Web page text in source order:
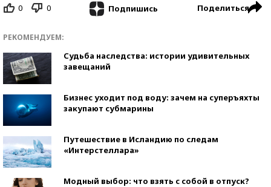
0 0 Подпишись Поделиться
РЕКОМЕНДУЕМ:
Судьба наследства: истории удивительных
завещаний
Бизнес уходит под воду: зачем на суперъяхты
закупают субмарины
Путешествие в Исландию по следам
«Интерстеллара»
Модный выбор: что взять с собой в отпуск?